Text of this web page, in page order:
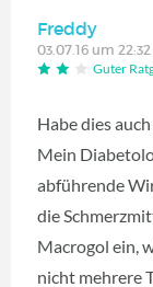
Freddy
03.07.16 um 22:32
Guter
Habe dies
Mein
abführende
die
Macrogol ein,
nicht mehrere